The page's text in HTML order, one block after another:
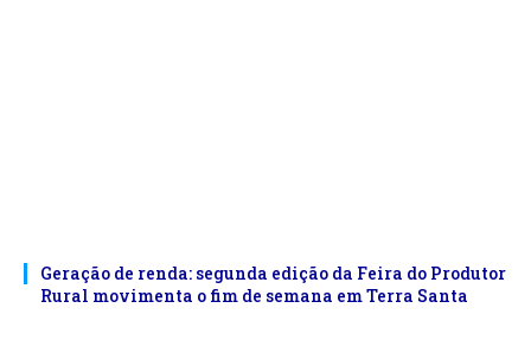
Geração de renda: segunda edição da Feira do Produtor
Rural movimenta o fim de semana em Terra Santa